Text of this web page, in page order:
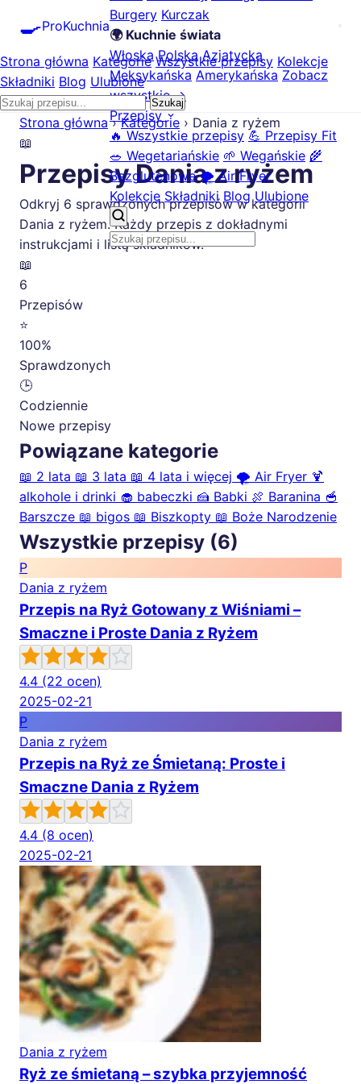
🍳ProKuchnia
Burgery Kurczak
🌍 Kuchnie świata
Włoska Polska Azjatycka
Meksykańska Amerykańska Zobacz
wszystkie →
Przepisy
🔥 Wszystkie przepisy 💪 Przepisy Fit
🥗 Wegetariańskie 🌱 Wegańskie 🌾
Bezglutenowe 🌪️ Air Fryer
Kolekcje Składniki Blog Ulubione
Strona główna Kategorie Wszystkie przepisy Kolekcje
Składniki Blog Ulubione
Szukaj
Strona główna › Kategorie › Dania z ryżem
📖
Przepisy Dania z ryżem
Odkryj 6 sprawdzonych przepisów w kategorii
Dania z ryżem. Każdy przepis z dokładnymi
instrukcjami i listą składników.
📖
6
Przepisów
⭐
100%
Sprawdzonych
🕒
Codziennie
Nowe przepisy
Powiązane kategorie
📖 2 lata 📖 3 lata 📖 4 lata i więcej 🌪️ Air Fryer 🍹
alkohole i drinki 🧁 babeczki 🍰 Babki 🍖 Baranina 🥣
Barszcze 📖 bigos 📖 Biszkopty 📖 Boże Narodzenie
Wszystkie przepisy (6)
P
Dania z ryżem
Przepis na Ryż Gotowany z Wiśniami –
Smaczne i Proste Dania z Ryżem
4.4 (22 ocen)
2025-02-21
P
Dania z ryżem
Przepis na Ryż ze Śmietaną: Proste i
Smaczne Dania z Ryżem
4.4 (8 ocen)
2025-02-21
Dania z ryżem
Ryż ze śmietaną – szybka przyjemność